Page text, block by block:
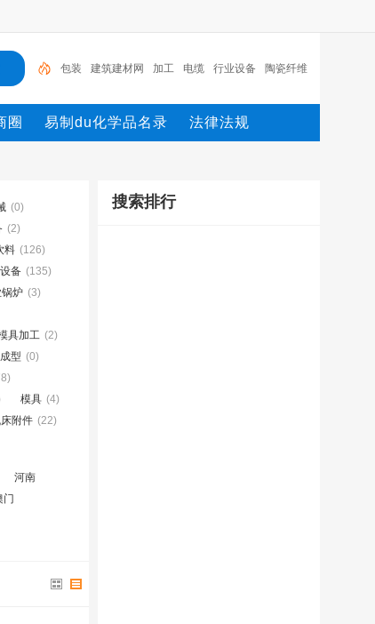
包装 建筑建材网 加工 电缆 行业设备 陶瓷纤维
模块 测量 环保设备 网 机械设备网
圈 易制du化学品名录 法律法规
(0)
(2)
料 (126)
备 (135)
炉 (3)
具加工 (2)
型 (0)
模具 (4)
附件 (22)
河南
门
搜索排行